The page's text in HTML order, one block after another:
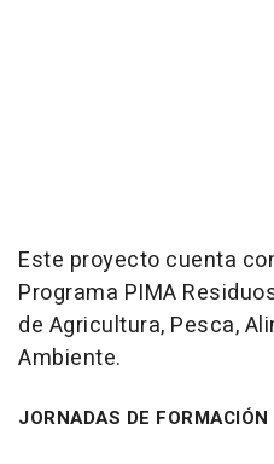
Este proyecto cuenta
Programa PIMA
de Agricultura, Pesca,
Ambiente.
JORNADAS DE FORMACIÓN